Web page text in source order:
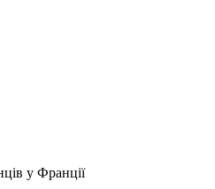
у Франції